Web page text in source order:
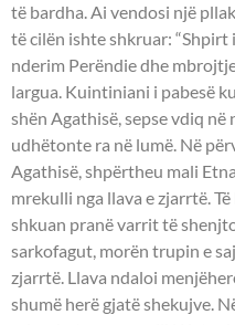
të bardha. Ai vendosi një
të cilën ishte shkruar:
nderim Perëndie dhe
largua. Kuintiniani i pabesë
shën Agathisë, sepse vdiq
udhëtonte ra në lumë. Në
Agathisë, shpërtheu mali
mrekulli nga llava e zjarrtë.
shkuan pranë varrit të
sarkofagut, morën trupin e
zjarrtë. Llava ndaloi
shumë herë gjatë shekujve.